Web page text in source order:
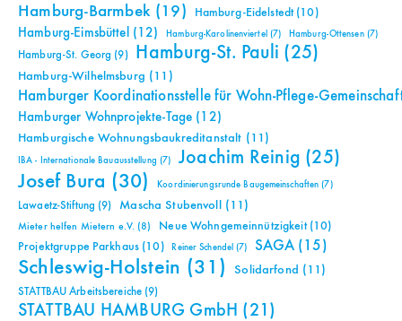
Hamburg-Barmbek (19) Hamburg-Eidelstedt(10)
Hamburg-Eimsbüttel (12) Hamburg-Karolinenviertel (7) Hamburg-Ottensen(7)
Hamburg-St. Georg (9) Hamburg-St. Pauli (25)
Hamburg-Wilhelmsburg (11)
Hamburger Koordinationsstelle für Wohn-Pflege-
Hamburger Wohnprojekte-Tage (12)
Hamburgische Wohnungsbaukreditanstalt (11)
IBA - Internationale Bauausstellung (7) Joachim Reinig (25)
Josef Bura (30) Koordinierungsrunde Baugemeinschaften (7)
Lawaetz-Stiftung (9) Mascha Stubenvoll (11)
Mieter helfen Mietern e.V. (8) Neue Wohngemeinnützigkeit(10)
Projektgruppe Parkhaus (10) Reiner Schendel (7) SAGA(15)
Schleswig-Holstein (31) Solidarfond (11)
STATTBAU Arbeitsbereiche (9)
STATTBAU HAMBURG GmbH (21)